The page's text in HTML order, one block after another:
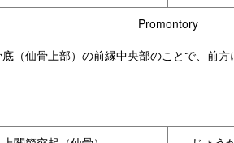
Promontory
（仙骨上部）の前縁中央部のことで、前方